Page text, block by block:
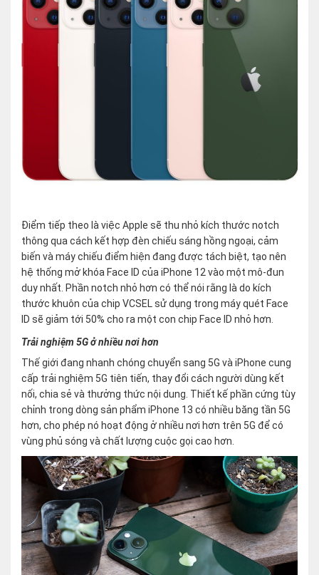
Điểm tiếp theo là việc Apple sẽ thu nhỏ kích thước notch
thông qua cách kết hợp đèn chiếu sáng hồng ngoại, cảm
biến và máy chiếu điểm hiện đang được tách biệt, tạo nên
hệ thống mở khóa Face ID của iPhone 12 vào một mô-đun
duy nhất. Phần notch nhỏ hơn có thể nói rằng là do kích
thước khuôn của chip VCSEL sử dụng trong máy quét Face
ID sẽ giảm tới 50% cho ra một con chip Face ID nhỏ hơn.
Trải nghiệm 5G ở nhiều nơi hơn
Thế giới đang nhanh chóng chuyển sang 5G và iPhone cung
cấp trải nghiệm 5G tiên tiến, thay đổi cách người dùng kết
nối, chia sẻ và thưởng thức nội dung. Thiết kế phần cứng tùy
chỉnh trong dòng sản phẩm iPhone 13 có nhiều băng tần 5G
hơn, cho phép nó hoạt động ở nhiều nơi hơn trên 5G để có
vùng phủ sóng và chất lượng cuộc gọi cao hơn.